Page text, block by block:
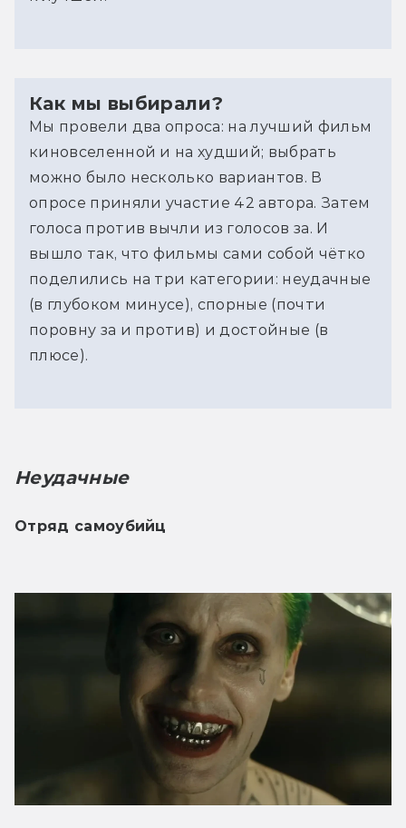
Как мы выбирали?
Мы провели два опроса: на лучший фильм
киновселенной и на худший; выбрать
можно было несколько вариантов. В
опросе приняли участие 42 автора. Затем
голоса против вычли из голосов за. И
вышло так, что фильмы сами собой чётко
поделились на три категории: неудачные
(в глубоком минусе), спорные (почти
поровну за и против) и достойные (в
плюсе).
Неудачные
Отряд самоубийц